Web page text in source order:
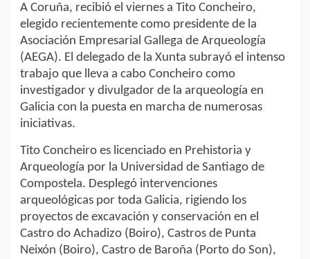
A Coruña, recibió el viernes a Tito Concheiro,
elegido recientemente como presidente de la
Asociación Empresarial Gallega de Arqueología
(AEGA). El delegado de la Xunta subrayó el intenso
trabajo que lleva a cabo Concheiro como
investigador y divulgador de la arqueología en
Galicia con la puesta en marcha de numerosas
iniciativas.
Tito Concheiro es licenciado en Prehistoria y
Arqueología por la Universidad de Santiago de
Compostela. Desplegó intervenciones
arqueológicas por toda Galicia, rigiendo los
proyectos de excavación y conservación en el
Castro do Achadizo (Boiro), Castros de Punta
Neixón (Boiro), Castro de Baroña (Porto do Son),